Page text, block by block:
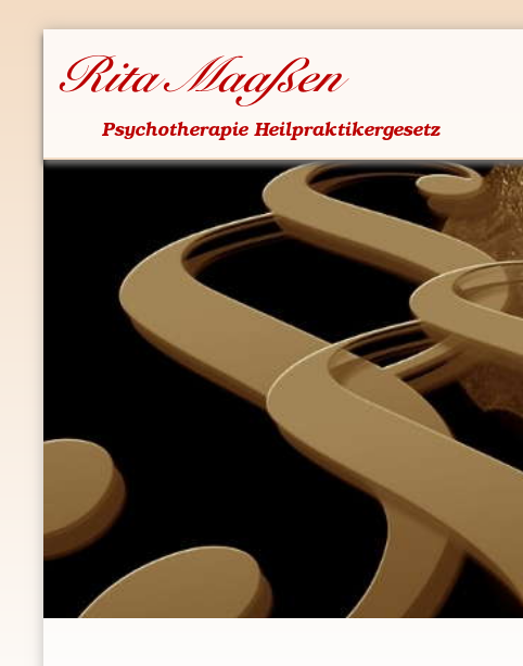
Rita Maa­ßen
Psy­cho­the­ra­pie Heil­prak­ti­ker­ge­setz